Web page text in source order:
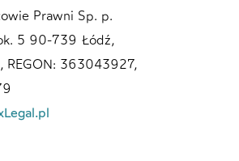
Prawni Sp. p.
5 90-739 Łódź,
REGON: 363043927,